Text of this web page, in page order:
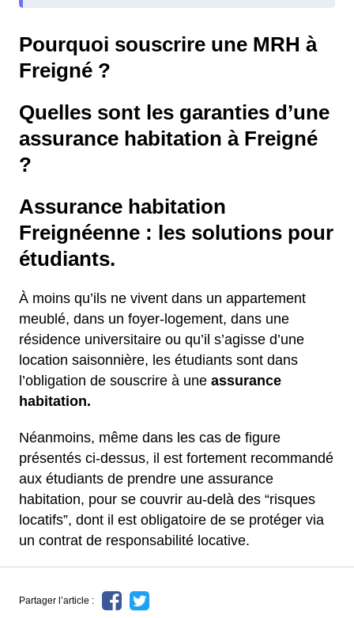
Pourquoi souscrire une MRH à
Freigné ?
Quelles sont les garanties d’une
assurance habitation à Freigné
?
Assurance habitation
Freignéenne : les solutions pour
étudiants.
À moins qu’ils ne vivent dans un appartement
meublé, dans un foyer-logement, dans une
résidence universitaire ou qu’il s’agisse d’une
location saisonnière, les étudiants sont dans
l’obligation de souscrire à une assurance
habitation.
Néanmoins, même dans les cas de figure
présentés ci-dessus, il est fortement recommandé
aux étudiants de prendre une assurance
habitation, pour se couvrir au-delà des “risques
locatifs”, dont il est obligatoire de se protéger via
un contrat de responsabilité locative.
Partager l’article :